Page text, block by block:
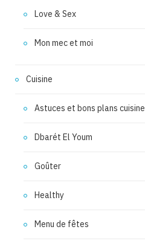
Love & Sex
Mon mec et moi
Cuisine
Astuces et bons plans cuisine
Dbarét El Youm
Goûter
Healthy
Menu de fêtes